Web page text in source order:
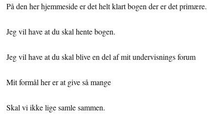
På den her hjemmeside er det helt klart bogen der er det primære.
Jeg vil have at du skal hente bogen.
Jeg vil have at du skal blive en del af mit undervisnings forum
Mit formål her er at give så mange
Skal vi ikke lige samle sammen.